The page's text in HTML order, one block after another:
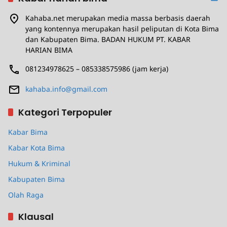
Kahaba.net merupakan media massa berbasis daerah
yang kontennya merupakan hasil peliputan di Kota Bima
dan Kabupaten Bima. BADAN HUKUM PT. KABAR
HARIAN BIMA
081234978625 – 085338575986 (jam kerja)
kahaba.info@gmail.com
Kategori Terpopuler
Kabar Bima
Kabar Kota Bima
Hukum & Kriminal
Kabupaten Bima
Olah Raga
Klausal